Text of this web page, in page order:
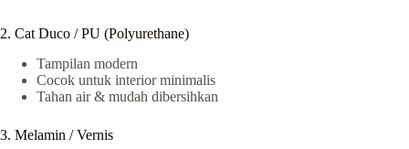
2. Cat Duco / PU (Polyurethane)
Tampilan modern
Cocok untuk interior minimalis
Tahan air & mudah dibersihkan
3. Melamin / Vernis